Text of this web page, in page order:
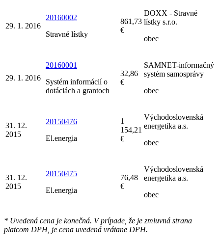
29. 1. 2016
20160002
Stravné lístky
861,73
€
DOXX - Stravné
lístky s.r.o.
obec
29. 1. 2016
20160001
Systém informácií o
dotáciách a grantoch
32,86
€
SAMNET-informačný
systém samosprávy
obec
31. 12.
2015
20150476
El.energia
1
154,21
€
Východoslovenská
energetika a.s.
obec
31. 12.
2015
20150475
El.energia
76,48
€
Východoslovenská
energetika a.s.
obec
* Uvedená cena je konečná. V prípade, že je zmluvná strana
platcom DPH, je cena uvedená vrátane DPH.